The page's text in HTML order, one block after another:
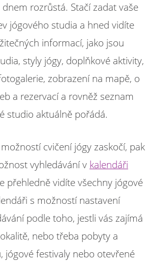
rozrůstá. Stačí zadat vaše
jógového studia a hned vidíte
informací, jako jsou
styly jógy, doplňkové aktivity,
zobrazení na mapě, o
a rezervací a rovněž seznam
studio aktuálně pořádá.
cvičení jógy zaskočí, pak
vyhledávání v kalendáři
přehledně vidíte všechny jógové
s možností nastavení
podle toho, jestli vás zajímá
nebo třeba pobyty a
jógové festivaly nebo otevřené